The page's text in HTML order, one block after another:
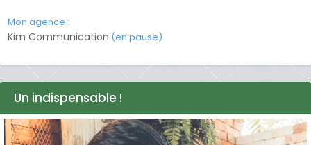
Mon agence :
Kim Communication (en pause)
Un indispensable !